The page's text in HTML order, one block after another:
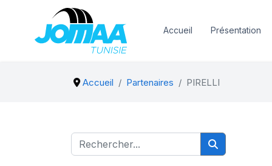
Accueil Présentation
Accueil Partenaires PIRELLI